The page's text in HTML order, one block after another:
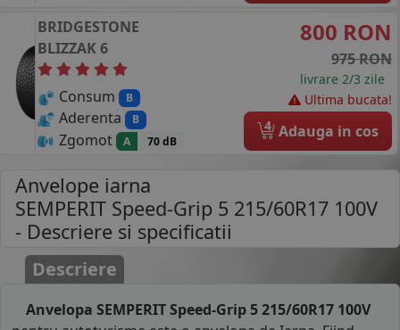
BRIDGESTONE
BLIZZAK 6
Consum B
Aderenta B
Zgomot A 70 dB
800 RON
975 RON
livrare 2/3 zile
Ultima bucata!
4 Adauga in cos
Anvelope iarna
SEMPERIT Speed-Grip 5 215/60R17 100V
- Descriere si specificatii
Descriere
Anvelopa SEMPERIT Speed-Grip 5 215/60R17 100V